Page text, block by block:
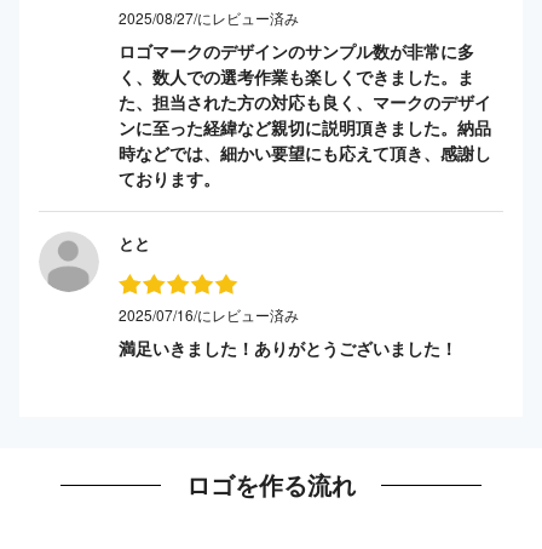
2025/08/27/にレビュー済み
ロゴマークのデザインのサンプル数が非常に多
く、数人での選考作業も楽しくできました。ま
た、担当された方の対応も良く、マークのデザイ
ンに至った経緯など親切に説明頂きました。納品
時などでは、細かい要望にも応えて頂き、感謝し
ております。
とと
2025/07/16/にレビュー済み
満足いきました！ありがとうございました！
ロゴを作る流れ